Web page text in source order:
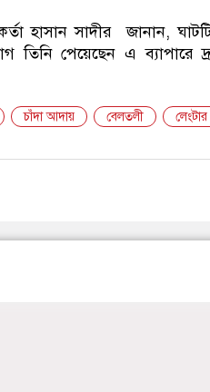
হাসান সাদীর জানান,
তিনি পেয়েছেন এ ব্যাপারে
চাঁদা আদায় বেলতলী